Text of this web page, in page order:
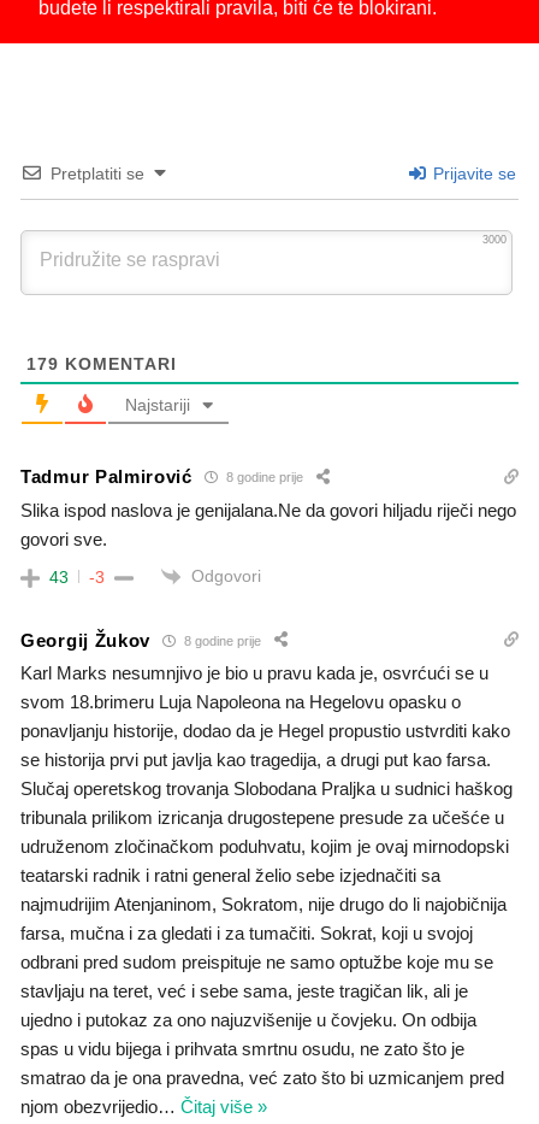
budete li respektirali pravila, biti će te blokirani.
Pretplatiti se Prijavite se
3000
179 KOMENTARI
Najstariji
Tadmur Palmirović 8 godine prije
Slika ispod naslova je genijalana.Ne da govori hiljadu riječi nego
govori sve.
43 -3 Odgovori
Georgij Žukov 8 godine prije
Karl Marks nesumnjivo je bio u pravu kada je, osvrćući se u
svom 18.brimeru Luja Napoleona na Hegelovu opasku o
ponavljanju historije, dodao da je Hegel propustio ustvrditi kako
se historija prvi put javlja kao tragedija, a drugi put kao farsa.
Slučaj operetskog trovanja Slobodana Praljka u sudnici haškog
tribunala prilikom izricanja drugostepene presude za učešće u
udruženom zločinačkom poduhvatu, kojim je ovaj mirnodopski
teatarski radnik i ratni general želio sebe izjednačiti sa
najmudrijim Atenjaninom, Sokratom, nije drugo do li najobičnija
farsa, mučna i za gledati i za tumačiti. Sokrat, koji u svojoj
odbrani pred sudom preispituje ne samo optužbe koje mu se
stavljaju na teret, već i sebe sama, jeste tragičan lik, ali je
ujedno i putokaz za ono najuzvišenije u čovjeku. On odbija
spas u vidu bijega i prihvata smrtnu osudu, ne zato što je
smatrao da je ona pravedna, već zato što bi uzmicanjem pred
njom obezvrijedio… Čitaj više »